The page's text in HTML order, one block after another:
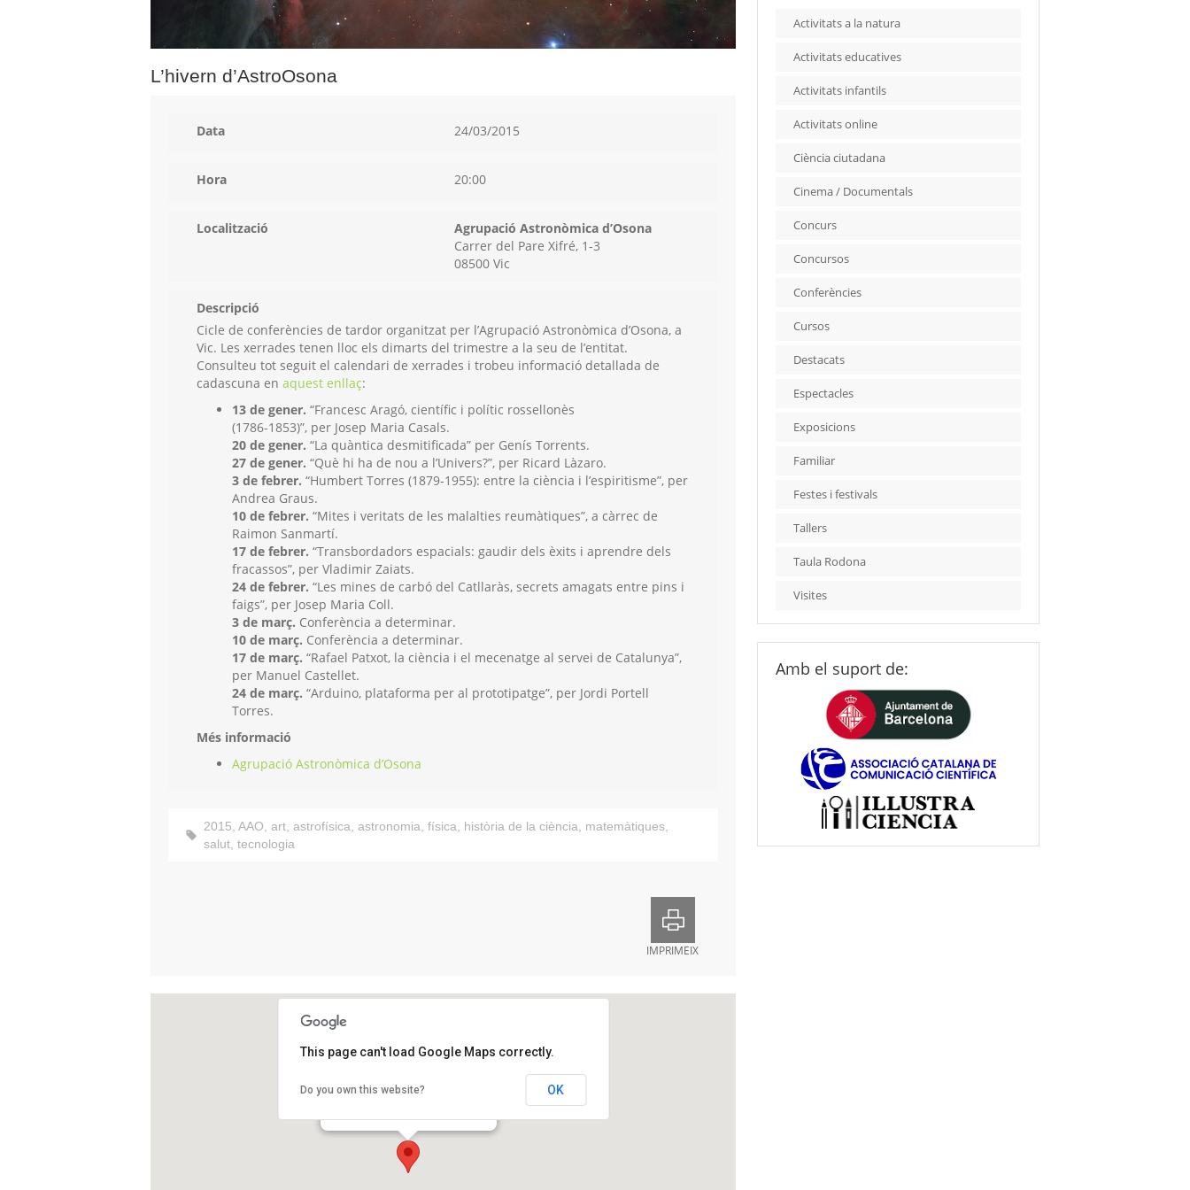
L’hivern d’AstroOsona
Data 24/03/2015
Hora 20:00
Localització
Agrupació Astronòmica d’Osona
Carrer del Pare Xifré, 1-3
08500 Vic
Descripció
Cicle de conferències de tardor organitzat per l’Agrupació Astronòmica d’Osona, a
Vic. Les xerrades tenen lloc els dimarts del trimestre a la seu de l’entitat.
Consulteu tot seguit el calendari de xerrades i trobeu informació detallada de
cadascuna en aquest enllaç:
13 de gener. “Francesc Aragó, científic i polític rossellonès
(1786-1853)”, per Josep Maria Casals.
20 de gener. “La quàntica desmitificada” per Genís Torrents.
27 de gener. “Què hi ha de nou a l’Univers?”, per Ricard Làzaro.
3 de febrer. “Humbert Torres (1879-1955): entre la ciència i l’espiritisme”, per
Andrea Graus.
10 de febrer. “Mites i veritats de les malalties reumàtiques”, a càrrec de
Raimon Sanmartí.
17 de febrer. “Transbordadors espacials: gaudir dels èxits i aprendre dels
fracassos”, per Vladimir Zaiats.
24 de febrer. “Les mines de carbó del Catllaràs, secrets amagats entre pins i
faigs”, per Josep Maria Coll.
3 de març. Conferència a determinar.
10 de març. Conferència a determinar.
17 de març. “Rafael Patxot, la ciència i el mecenatge al servei de Catalunya”,
per Manuel Castellet.
24 de març. “Arduino, plataforma per al prototipatge”, per Jordi Portell
Torres.
Més informació
Agrupació Astronòmica d’Osona
2015, AAO, art, astrofísica, astronomia, física, història de la ciència, matemàtiques,
salut, tecnologia
IMPRIMEIX
Carrer del Pare Xifré, 1-3
This page can't load Google Maps correctly.
Do you own this website? OK
Activitats a la natura
Activitats educatives
Activitats infantils
Activitats online
Ciència ciutadana
Cinema / Documentals
Concurs
Concursos
Conferències
Cursos
Destacats
Espectacles
Exposicions
Familiar
Festes i festivals
Tallers
Taula Rodona
Visites
Amb el suport de: